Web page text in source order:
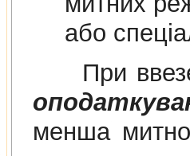
або
При
менша